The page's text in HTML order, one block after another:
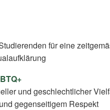
für eine
und geschlechtlicher
gegenseitigem Respekt